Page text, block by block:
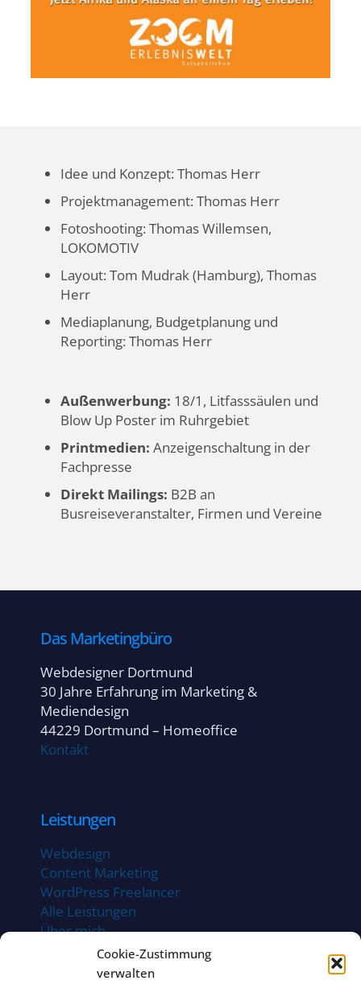
Cookie-Zustimmung
verwalten
Idee und Konzept: Thomas Herr
Projektmanagement: Thomas Herr
Fotoshooting: Thomas Willemsen,
LOKOMOTIV
Layout: Tom Mudrak (Hamburg), Thomas
Herr
Mediaplanung, Budgetplanung und
Reporting: Thomas Herr
Außenwerbung: 18/1, Litfasssäulen und
Blow Up Poster im Ruhrgebiet
Printmedien: Anzeigenschaltung in der
Fachpresse
Direkt Mailings: B2B an
Busreiseveranstalter, Firmen und Vereine
Das Marketingbüro
Webdesigner Dortmund
30 Jahre Erfahrung im Marketing &
Mediendesign
44229 Dortmund – Homeoffice
Kontakt
Leistungen
Webdesign
Content Marketing
WordPress Freelancer
Alle Leistungen
Über mich
Projekte / Referenzen